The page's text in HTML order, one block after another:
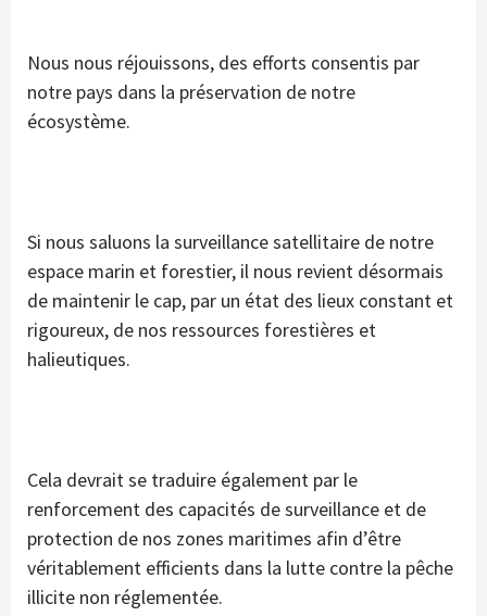
Nous nous réjouissons, des efforts consentis par
notre pays dans la préservation de notre
écosystème.
Si nous saluons la surveillance satellitaire de notre
espace marin et forestier, il nous revient désormais
de maintenir le cap, par un état des lieux constant et
rigoureux, de nos ressources forestières et
halieutiques.
Cela devrait se traduire également par le
renforcement des capacités de surveillance et de
protection de nos zones maritimes afin d’être
véritablement efficients dans la lutte contre la pêche
illicite non réglementée.